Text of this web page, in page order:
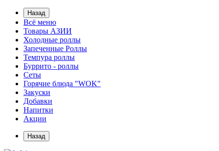
Назад
Всё меню
Товары АЗИИ
Холодные роллы
Запеченные Роллы
Темпура роллы
Буррито - роллы
Сеты
Горячие блюда "WOK"
Закуски
Добавки
Напитки
Акции
Назад